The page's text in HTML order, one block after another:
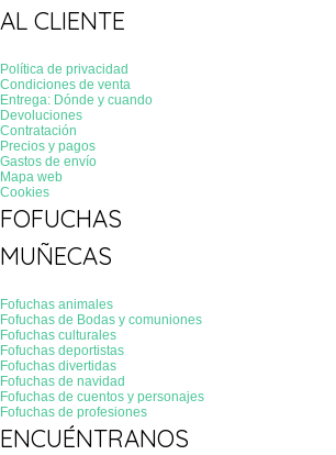
AL CLIENTE
Política de privacidad
Condiciones de venta
Entrega: Dónde y cuando
Devoluciones
Contratación
Precios y pagos
Gastos de envío
Mapa web
Cookies
FOFUCHAS
MUÑECAS
Fofuchas animales
Fofuchas de Bodas y comuniones
Fofuchas culturales
Fofuchas deportistas
Fofuchas divertidas
Fofuchas de navidad
Fofuchas de cuentos y personajes
Fofuchas de profesiones
ENCUÉNTRANOS